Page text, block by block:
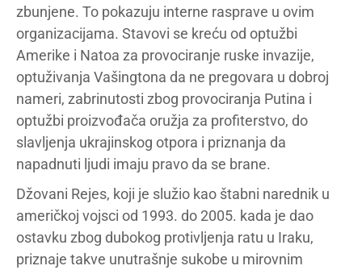
zbunjene. To pokazuju interne rasprave u ovim
organizacijama. Stavovi se kreću od optužbi
Amerike i Natoa za provociranje ruske invazije,
optuživanja Vašingtona da ne pregovara u dobroj
nameri, zabrinutosti zbog provociranja Putina i
optužbi proizvođača oružja za profiterstvo, do
slavljenja ukrajinskog otpora i priznanja da
napadnuti ljudi imaju pravo da se brane.
Džovani Rejes, koji je služio kao štabni narednik u
američkoj vojsci od 1993. do 2005. kada je dao
ostavku zbog dubokog protivljenja ratu u Iraku,
priznaje takve unutrašnje sukobe u mirovnim